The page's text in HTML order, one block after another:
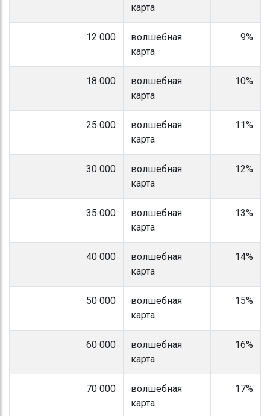
карта
12 000
волшебная
карта
9%
18 000
волшебная
карта
10%
25 000
волшебная
карта
11%
30 000
волшебная
карта
12%
35 000
волшебная
карта
13%
40 000
волшебная
карта
14%
50 000
волшебная
карта
15%
60 000
волшебная
карта
16%
70 000
волшебная
карта
17%